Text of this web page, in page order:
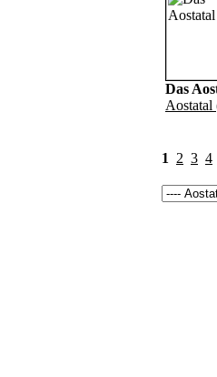
Das
Aostatal
1 2 3 4